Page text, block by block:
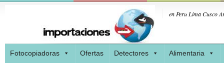
en Peru Lima Cusco
Fotocopiadoras Ofertas Detectores Alimentaria